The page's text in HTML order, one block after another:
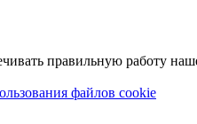
правильную работу
файлов cookie